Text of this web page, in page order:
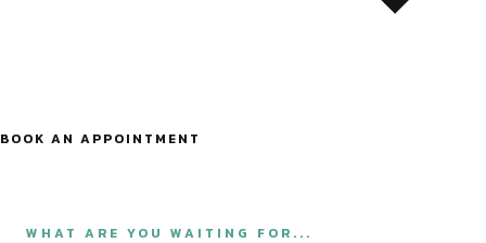
BOOK AN APPOINTMENT
WHAT ARE YOU WAITING FOR...